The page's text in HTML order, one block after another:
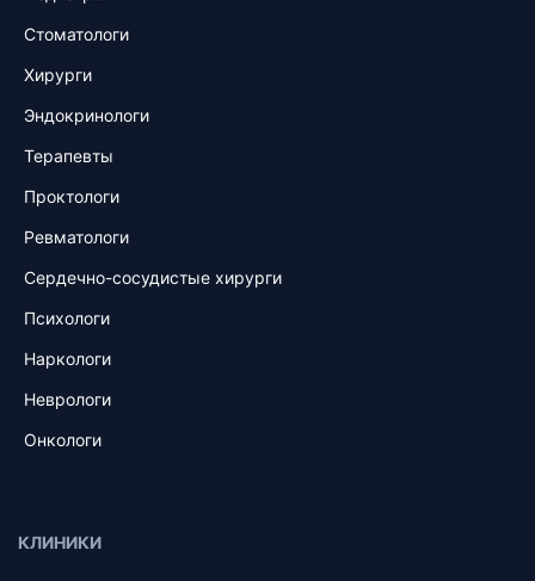
Стоматологи
Хирурги
Эндокринологи
Терапевты
Проктологи
Ревматологи
Сердечно-сосудистые хирурги
Психологи
Наркологи
Неврологи
Онкологи
КЛИНИКИ